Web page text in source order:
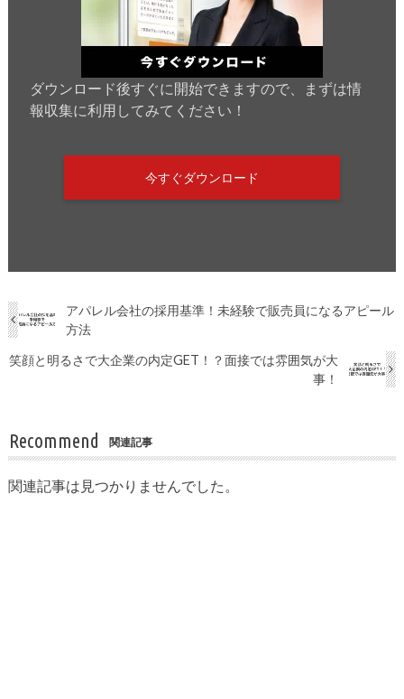
ダウンロード後すぐに開始できますので、まずは情
報収集に利用してみてください！
今すぐダウンロード
アパレル会社の採用基準！未経験で販売員になるアピール
方法
笑顔と明るさで大企業の内定GET！？面接では雰囲気が大
事！
Recommend 関連記事
関連記事は見つかりませんでした。